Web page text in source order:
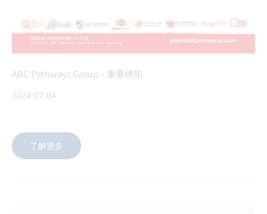
ABC Pathways Group – 重要通知
2024-07-04
了解更多